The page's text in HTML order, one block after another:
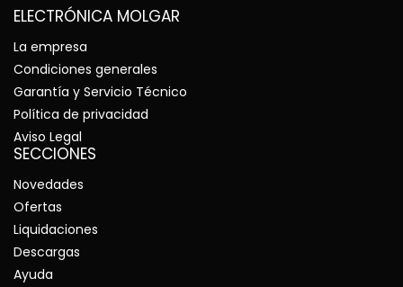
ELECTRÓNICA MOLGAR
La empresa
Condiciones generales
Garantía y Servicio Técnico
Política de privacidad
Aviso Legal
SECCIONES
Novedades
Ofertas
Liquidaciones
Descargas
Ayuda